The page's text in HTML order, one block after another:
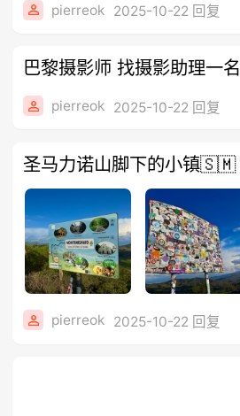
pierreok 2025-10-22 回复
巴黎摄影师 找摄影助理一名
pierreok 2025-10-22 回复
圣马力诺山脚下的小镇🇸🇲
pierreok 2025-10-22 回复